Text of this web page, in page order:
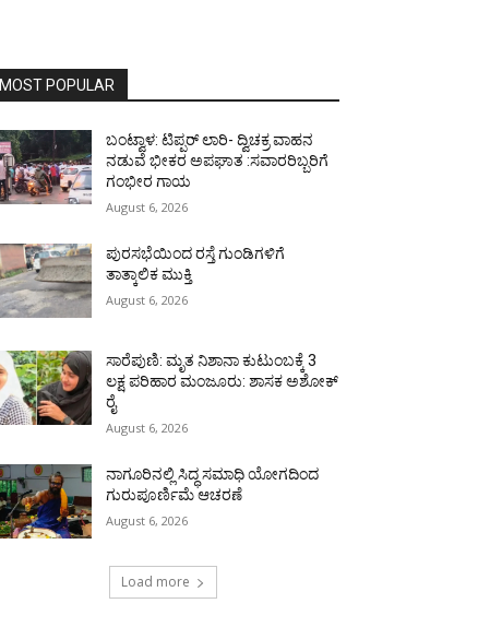
MOST POPULAR
ಬಂಟ್ವಾಳ: ಟಿಪ್ಪರ್ ಲಾರಿ- ದ್ವಿಚಕ್ರ ವಾಹನ
ನಡುವೆ ಭೀಕರ ಅಪಘಾತ :ಸವಾರರಿಬ್ಬರಿಗೆ
ಗಂಭೀರ ಗಾಯ
August 6, 2026
ಪುರಸಭೆಯಿಂದ ರಸ್ತೆ ಗುಂಡಿಗಳಿಗೆ
ತಾತ್ಕಾಲಿಕ ಮುಕ್ತಿ
August 6, 2026
ಸಾರೆಪುಣಿ: ಮೃತ ನಿಶಾನಾ ಕುಟುಂಬಕ್ಕೆ 3
ಲಕ್ಷ ಪರಿಹಾರ ಮಂಜೂರು: ಶಾಸಕ ಅಶೋಕ್
ರೈ
August 6, 2026
ನಾಗೂರಿನಲ್ಲಿ ಸಿದ್ಧ ಸಮಾಧಿ ಯೋಗದಿಂದ
ಗುರುಪೂರ್ಣಿಮೆ ಆಚರಣೆ
August 6, 2026
Load more